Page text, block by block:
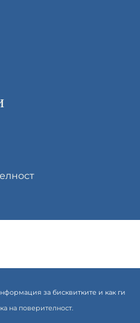
за бисквитките и как ги
на поверителност.